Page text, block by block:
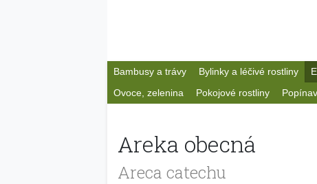
Bambusy a trávy Bylinky a léčivé rostliny
Ovoce, zelenina
Pokojové rostliny
Areka obecná
Areca catechu